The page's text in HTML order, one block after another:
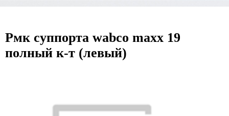
Рмк суппорта wabco maxx 19
полный к-т (левый)